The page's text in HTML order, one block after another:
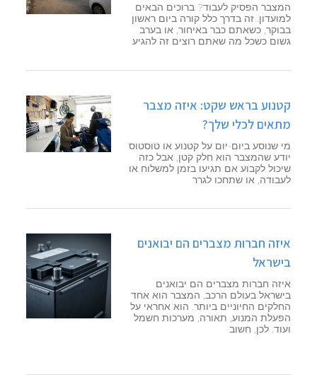
המצבר הפסיק לעבוד? ברוכים הבאים
למועדון. זה בדרך כלל קורה ביום ראשון
בבוקר, כשאתם כבר באיחור, או בערב
גשום כשכל מה שאתם רוצים זה להגיע
קטנוע בראש שקט: איזה מצבר
מתאים לכלי שלך?
מי שנוסע ביום-יום על קטנוע או טוסטוס
יודע שהמצבר הוא חלק קטן, אבל כזה
שיכול לקבוע אם תגיעו בזמן למשלוח או
לעבודה, או שתחכו לגרר
איזה חברות מצברים הם יבואנים
בישראל
איזה חברות מצברים הם יבואנים
בישראל בעולם הרכב, המצבר הוא אחד
החלקים החיוניים ביותר. הוא אחראי על
הפעלת המנוע, תאורה, מערכות חשמל
ועוד. לכן, חשוב